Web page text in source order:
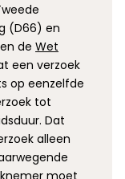
(D66) en
de Wet
een verzoek
op eenzelfde
tot
Dat
alleen
moet